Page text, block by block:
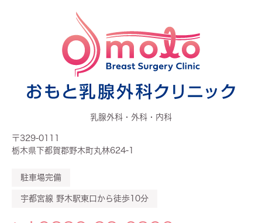
乳腺外科・外科・内科
〒329-0111
栃木県下都賀郡野木町丸林624-1
駐車場完備
宇都宮線 野木駅東口から徒歩10分